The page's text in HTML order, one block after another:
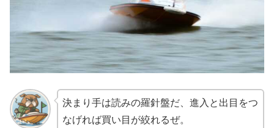
決まり手は読みの羅針盤だ、進入と出目をつ
なげれば買い目が絞れるぜ。